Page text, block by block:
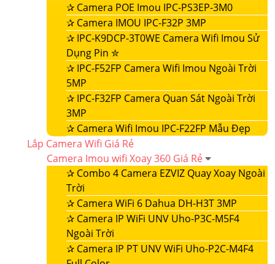
✰ Camera POE Imou IPC-PS3EP-3M0
✰ Camera IMOU IPC-F32P 3MP
✰ IPC-K9DCP-3T0WE Camera Wifi Imou Sử
Dụng Pin ✮
✰ IPC-F52FP Camera Wifi Imou Ngoài Trời
5MP
✰ IPC-F32FP Camera Quan Sát Ngoài Trời
3MP
✰ Camera Wifi Imou IPC-F22FP Mẫu Đẹp
Lắp Camera Wifi Giá Rẻ
Camera Imou wifi Xoay 360 Giá Rẻ
✰ Combo 4 Camera EZVIZ Quay Xoay Ngoài
Trời
✰ Camera WiFi 6 Dahua DH-H3T 3MP
✰ Camera IP WiFi UNV Uho-P3C-M5F4
Ngoài Trời
✰ Camera IP PT UNV WiFi Uho-P2C-M4F4